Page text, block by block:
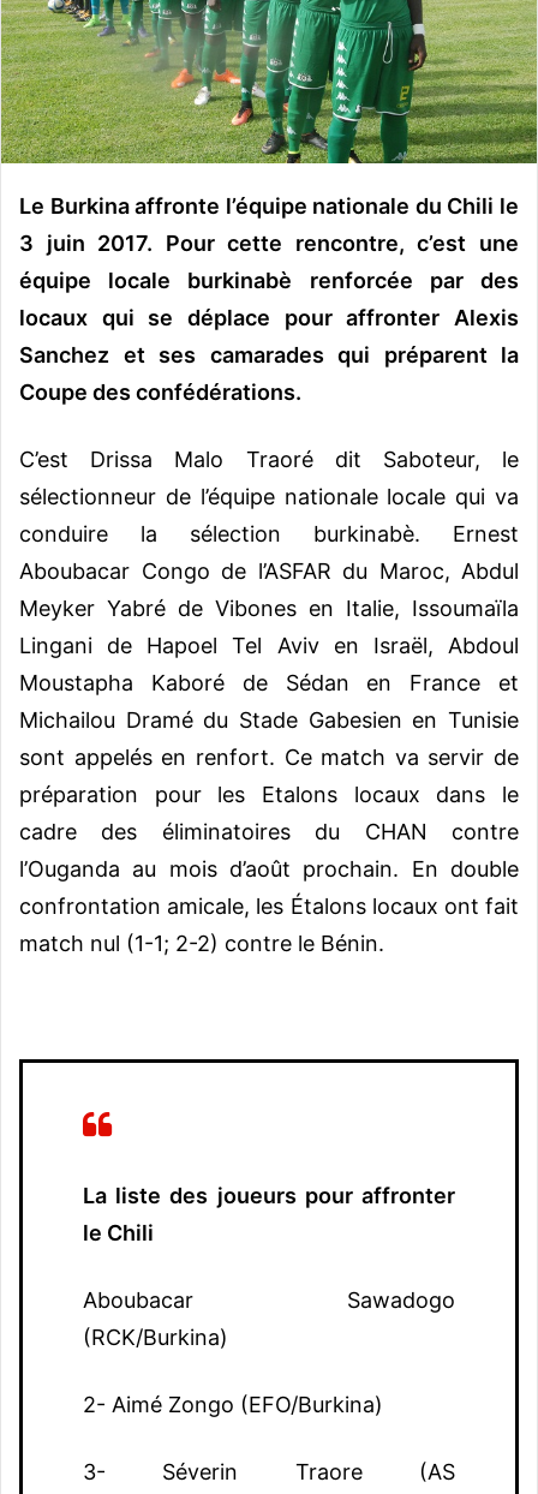
c
o
u
r
r
i
e
Le Burkina affronte l’équipe nationale du Chili le
3 juin 2017. Pour cette rencontre, c’est une
équipe locale burkinabè renforcée par des
locaux qui se déplace pour affronter Alexis
Sanchez et ses camarades qui préparent la
Coupe des confédérations.
C’est Drissa Malo Traoré dit Saboteur, le
sélectionneur de l’équipe nationale locale qui va
conduire la sélection burkinabè. Ernest
Aboubacar Congo de l’ASFAR du Maroc, Abdul
Meyker Yabré de Vibones en Italie, Issoumaïla
Lingani de Hapoel Tel Aviv en Israël, Abdoul
Moustapha Kaboré de Sédan en France et
Michailou Dramé du Stade Gabesien en Tunisie
sont appelés en renfort. Ce match va servir de
préparation pour les Etalons locaux dans le
cadre des éliminatoires du CHAN contre
l’Ouganda au mois d’août prochain. En double
confrontation amicale, les Étalons locaux ont fait
match nul (1-1; 2-2) contre le Bénin.
La liste des joueurs pour affronter
le Chili
Aboubacar Sawadogo
(RCK/Burkina)
2- Aimé Zongo (EFO/Burkina)
3- Séverin Traore (AS